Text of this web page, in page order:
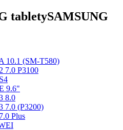
SAMSUNG
10.1 (SM-T580)
7.0 P3100
9.6"
8.0
7.0 (P3200)
Plus